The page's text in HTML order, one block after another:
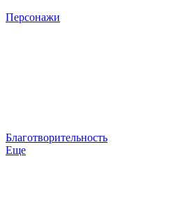
Персонажи
Благотворительность
Еще